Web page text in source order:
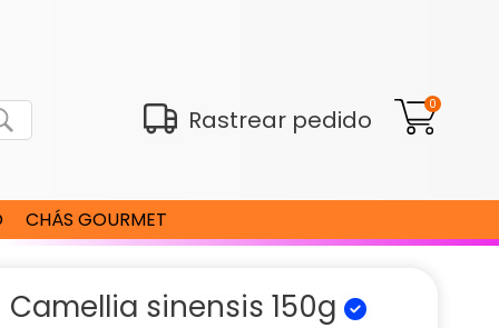
Rastrear pedido
0
CHÁS GOURMET
sinensis 150g